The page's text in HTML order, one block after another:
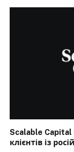
Scalable
клієнтів із